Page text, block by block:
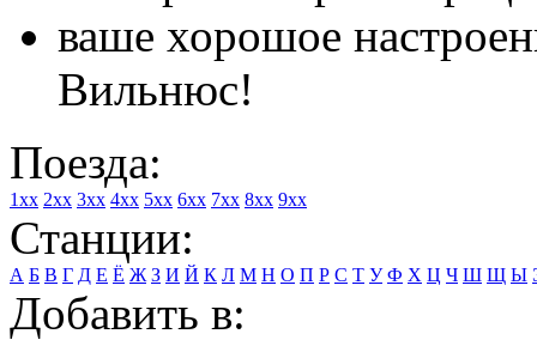
ваше хорошое
Вильнюс!
Поезда:
1xx 2xx 3xx 4xx 5xx 6xx 7xx 8xx 9xx
Станции:
А Б В Г Д Е Ё Ж З И Й К Л М Н О П Р С Т У Ф Х Ц Ч Ш Щ Ы
Добавить в: